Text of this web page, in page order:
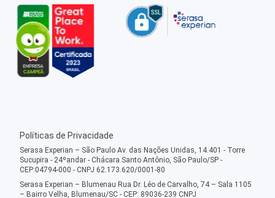
Políticas de Privacidade
Serasa Experian – São Paulo Av. das Nações Unidas, 14.401 - Torre
Sucupira - 24ºandar - Chácara Santo Antônio, São Paulo/SP -
CEP:04794-000 - CNPJ 62.173.620/0001-80
Serasa Experian – Blumenau Rua Dr. Léo de Carvalho, 74 – Sala 1105
– Bairro Velha, Blumenau/SC - CEP: 89036-239 CNPJ